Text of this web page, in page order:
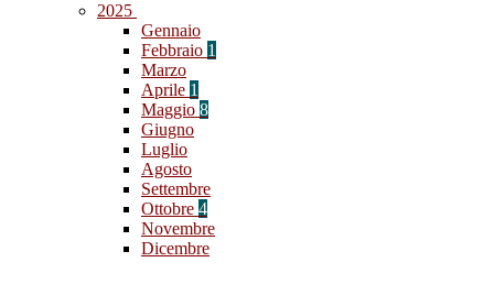
2025
Gennaio
Febbraio 1
Marzo
Aprile 1
Maggio 8
Giugno
Luglio
Agosto
Settembre
Ottobre 4
Novembre
Dicembre